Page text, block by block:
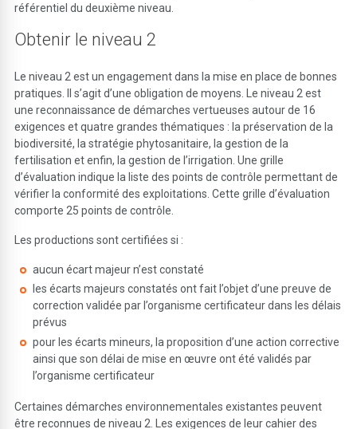
référentiel du deuxième niveau.
Obtenir le niveau 2
Le niveau 2 est un engagement dans la mise en place de bonnes
pratiques. Il s’agit d’une obligation de moyens. Le niveau 2 est
une reconnaissance de démarches vertueuses autour de 16
exigences et quatre grandes thématiques : la préservation de la
biodiversité, la stratégie phytosanitaire, la gestion de la
fertilisation et enfin, la gestion de l’irrigation. Une grille
d’évaluation indique la liste des points de contrôle permettant de
vérifier la conformité des exploitations. Cette grille d’évaluation
comporte 25 points de contrôle.
Les productions sont certifiées si :
aucun écart majeur n’est constaté
les écarts majeurs constatés ont fait l’objet d’une preuve de
correction validée par l’organisme certificateur dans les délais
prévus
pour les écarts mineurs, la proposition d’une action corrective
ainsi que son délai de mise en œuvre ont été validés par
l’organisme certificateur
Certaines démarches environnementales existantes peuvent
être reconnues de niveau 2. Les exigences de leur cahier des